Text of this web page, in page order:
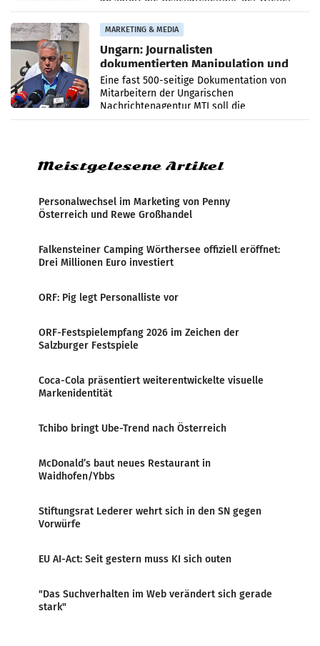
PR-Agentur an der Seite von Josef Kalina und
Anna Kalina-Mahr.
MARKETING & MEDIA
Ungarn: Journalisten
dokumentierten Manipulation und
Zensur
Eine fast 500-seitige Dokumentation von
Mitarbeitern der Ungarischen
Nachrichtenagentur MTI soll die
systematische Nachrichten-Manipulation und
Meistgelesene Artikel
Personalwechsel im Marketing von Penny
Österreich und Rewe Großhandel
Falkensteiner Camping Wörthersee offiziell eröffnet:
Drei Millionen Euro investiert
ORF: Pig legt Personalliste vor
ORF-Festspielempfang 2026 im Zeichen der
Salzburger Festspiele
Coca-Cola präsentiert weiterentwickelte visuelle
Markenidentität
Tchibo bringt Ube-Trend nach Österreich
McDonald’s baut neues Restaurant in
Waidhofen/Ybbs
Stiftungsrat Lederer wehrt sich in den SN gegen
Vorwürfe
EU AI-Act: Seit gestern muss KI sich outen
"Das Suchverhalten im Web verändert sich gerade
stark"